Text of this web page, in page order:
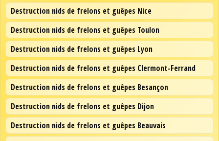
Destruction nids de frelons et guêpes Nice
Destruction nids de frelons et guêpes Toulon
Destruction nids de frelons et guêpes Lyon
Destruction nids de frelons et guêpes Clermont-Ferrand
Destruction nids de frelons et guêpes Besançon
Destruction nids de frelons et guêpes Dijon
Destruction nids de frelons et guêpes Beauvais